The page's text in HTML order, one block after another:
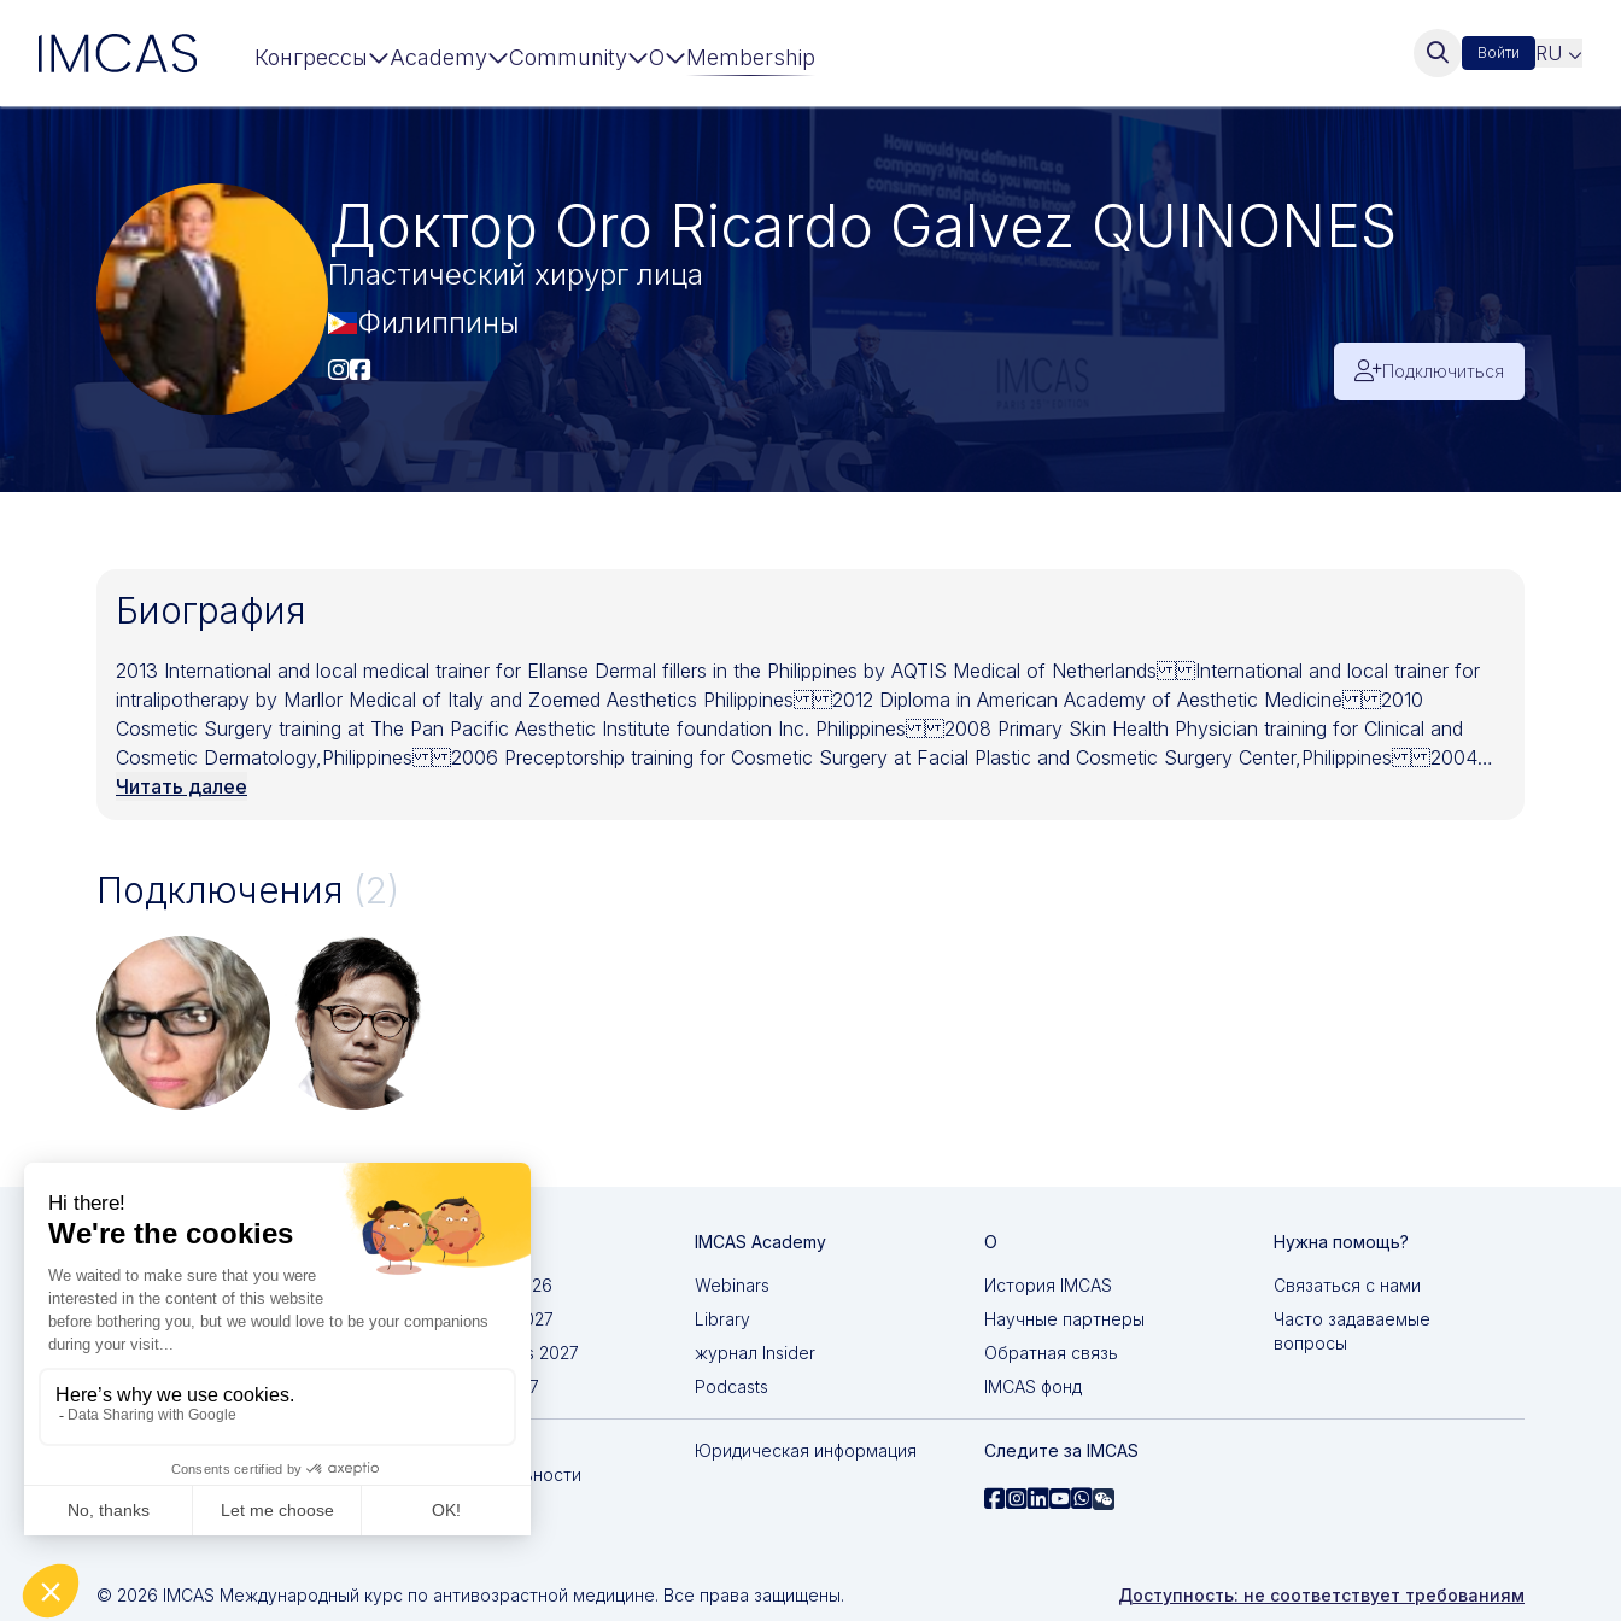
IMCAS Конгрессы Academy Community О Membership Войти RU
Доктор Oro Ricardo Galvez QUINONES
Пластический хирург лица
Филиппины
Подключиться
Биография
2013 International and local medical trainer for Ellanse Dermal fillers in the Philippines by AQTIS Medical of Netherlands International and local trainer for
intralipotherapy by Marllor Medical of Italy and Zoemed Aesthetics Philippines 2012 Diploma in American Academy of Aesthetic Medicine 2010
Cosmetic Surgery training at The Pan Pacific Aesthetic Institute foundation Inc. Philippines 2008 Primary Skin Health Physician training for Clinical and
Cosmetic Dermatology,Philippines 2006 Preceptorship training for Cosmetic Surgery at Facial Plastic and Cosmetic Surgery Center,Philippines 2004
Research Asssociate of The Johns Hopskins Bayview Medical Center in Baltimore Maryland USA.
Читать далее
Подключения (2)
Конгрессы
IMCAS China 2026
IMCAS World 2027
IMCAS Americas 2027
IMCAS Asia 2027
IMCAS Academy
Webinars
Library
журнал Insider
Podcasts
О
История IMCAS
Научные партнеры
Обратная связь
IMCAS фонд
Нужна помощь?
Связаться с нами
Часто задаваемые
вопросы
конфиденциальности
Юридическая информация Следите за IMCAS
© 2026 IMCAS Международный курс по антивозрастной медицине. Все права защищены. Доступность: не соответствует требованиям